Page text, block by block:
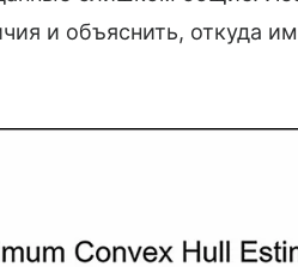
и объяснить, откуда